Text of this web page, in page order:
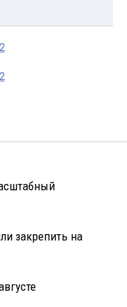
закрепить на